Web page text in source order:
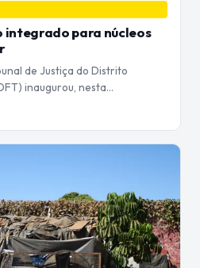
integrado para núcleos
de Justiça do Distrito
inaugurou, nesta…